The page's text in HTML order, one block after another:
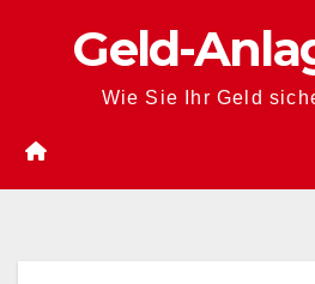
Geld-
Wie Sie Ihr Geld